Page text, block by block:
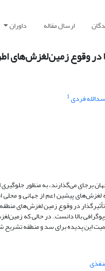
ارسال مقاله داوران
وقوع زمین‌لغزش‌های
فردی1
برجای می‌گذارند، به منظور
پیشین اعم از جهانی و
در وقوع زمین لغزش‌های
بالا دانست. در حالی که
این پدیده برای سد و منطقه